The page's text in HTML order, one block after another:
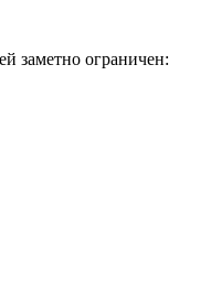
заметно ограничен: